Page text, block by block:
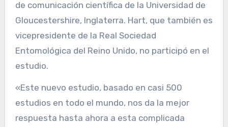
de comunicación científica de la Universidad de
Gloucestershire, Inglaterra. Hart, que también es
vicepresidente de la Real Sociedad
Entomológica del Reino Unido, no participó en el
estudio.
«Este nuevo estudio, basado en casi 500
estudios en todo el mundo, nos da la mejor
respuesta hasta ahora a esta complicada